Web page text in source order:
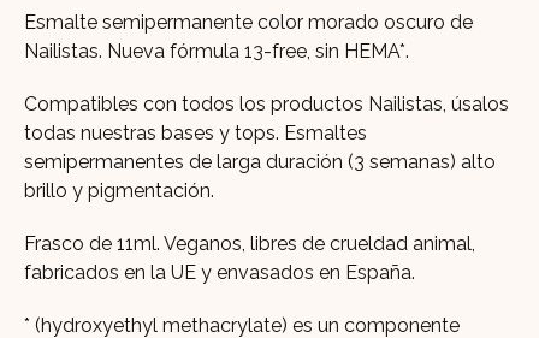
Esmalte semipermanente color morado oscuro de
Nailistas. Nueva fórmula 13-free, sin HEMA*.
Compatibles con todos los productos Nailistas, úsalos
todas nuestras bases y tops. Esmaltes
semipermanentes de larga duración (3 semanas) alto
brillo y pigmentación.
Frasco de 11ml. Veganos, libres de crueldad animal,
fabricados en la UE y envasados en España.
* (hydroxyethyl methacrylate) es un componente